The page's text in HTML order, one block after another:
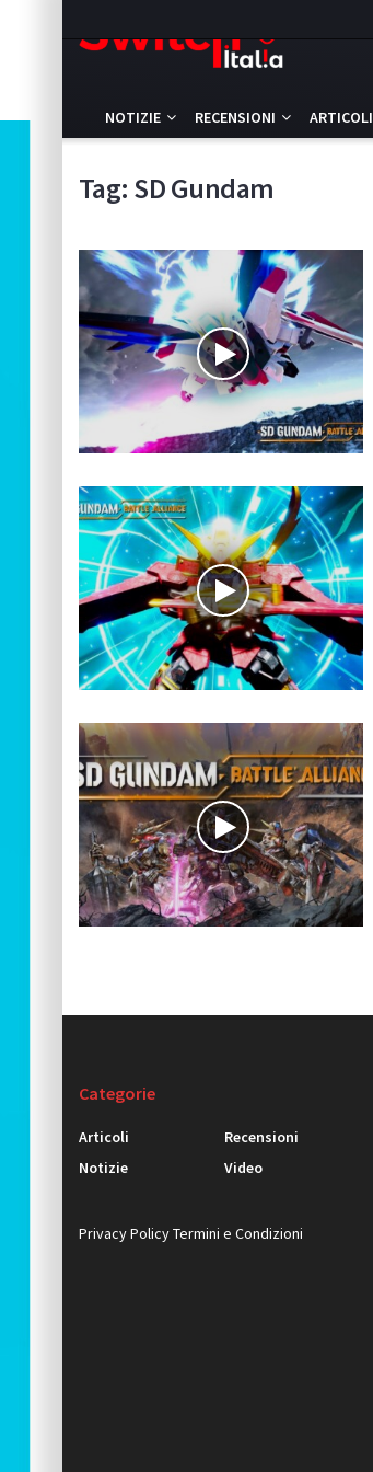
NOTIZIE RECENSIONI ARTICOLI
Tag: SD Gundam
Categorie
Articoli
Notizie
Recensioni
Video
Privacy PolicyTermini e Condizioni